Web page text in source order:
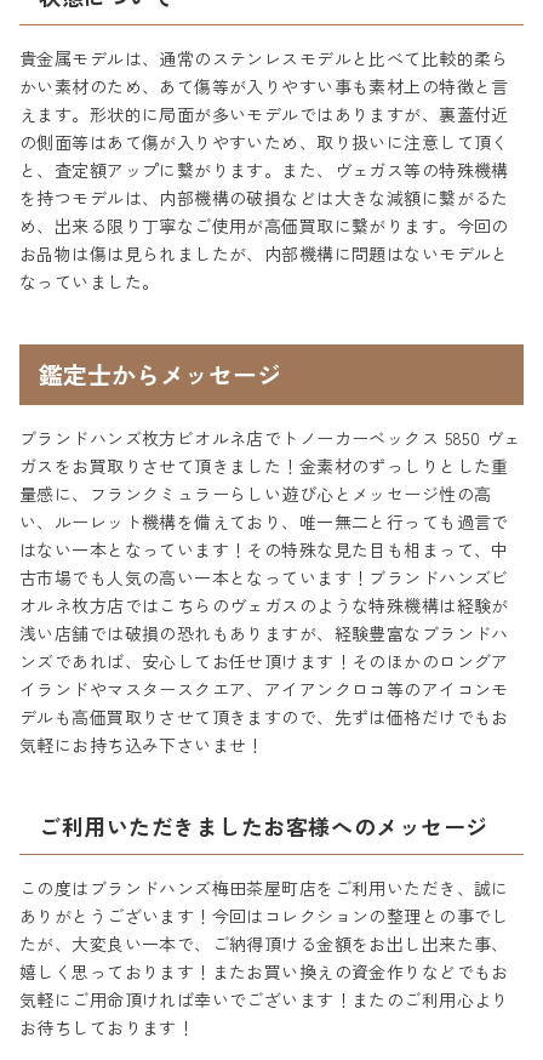
貴金属モデルは、通常のステンレスモデルと比べて比較的柔ら
かい素材のため、あて傷等が入りやすい事も素材上の特徴と言
えます。形状的に局面が多いモデルではありますが、裏蓋付近
の側面等はあて傷が入りやすいため、取り扱いに注意して頂く
と、査定額アップに繋がります。また、ヴェガス等の特殊機構
を持つモデルは、内部機構の破損などは大きな減額に繋がるた
め、出来る限り丁寧なご使用が高価買取に繋がります。今回の
お品物は傷は見られましたが、内部機構に問題はないモデルと
なっていました。
鑑定士からメッセージ
ブランドハンズ枚方ビオルネ店でトノーカーベックス 5850 ヴェ
ガスをお買取りさせて頂きました！金素材のずっしりとした重
量感に、フランクミュラーらしい遊び心とメッセージ性の高
い、ルーレット機構を備えており、唯一無二と行っても過言で
はない一本となっています！その特殊な見た目も相まって、中
古市場でも人気の高い一本となっています！ブランドハンズビ
オルネ枚方店ではこちらのヴェガスのような特殊機構は経験が
浅い店舗では破損の恐れもありますが、経験豊富なブランドハ
ンズであれば、安心してお任せ頂けます！そのほかのロングア
イランドやマスタースクエア、アイアンクロコ等のアイコンモ
デルも高価買取りさせて頂きますので、先ずは価格だけでもお
気軽にお持ち込み下さいませ！
ご利用いただきましたお客様へのメッセージ
この度はブランドハンズ梅田茶屋町店をご利用いただき、誠に
ありがとうございます！今回はコレクションの整理との事でし
たが、大変良い一本で、ご納得頂ける金額をお出し出来た事、
嬉しく思っております！またお買い換えの資金作りなどでもお
気軽にご用命頂ければ幸いでございます！またのご利用心より
お待ちしております！